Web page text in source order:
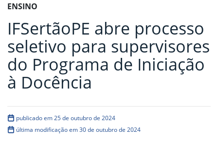
Fim da navegação
Início do conteúdo
ENSINO
IFSertãoPE abre processo
seletivo para supervisores
do Programa de Iniciação
à Docência
publicado em 25 de outubro de 2024
última modificação em 30 de outubro de 2024